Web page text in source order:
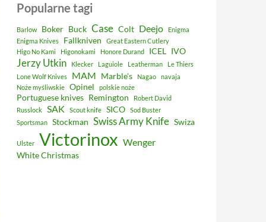
Popularne tagi
Barlow Boker Buck Case Colt Deejo
Enigma
Enigma Knives
Fallkniven
Great Eastern Cutlery
Higo No Kami
Higonokami Honore Durand ICEL IVO
Jerzy Utkin Klecker Laguiole Leatherman
Le Thiers
Lone Wolf Knives
MAM Marble's Nagao
navaja
Noże myśliwskie
Opinel polskie noże
Portuguese knives Remington
Robert David
Russlock
SAK Scout knife SICO
Sod Buster
Sportsman
Stockman Swiss Army Knife Swiza
Ulster Victorinox Wenger
White Christmas